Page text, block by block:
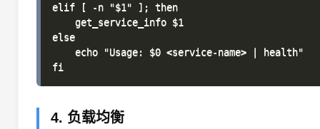
elif [ -n "$1" ]; then
    get_service_info $1
else
    echo "Usage: $0 <service-name> | health"
4. 负载均衡